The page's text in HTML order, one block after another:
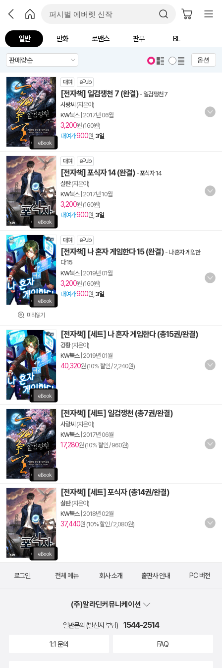
일반 만화 로맨스 판무 BL
옵션
대여 ePub
[전자책] 일검쟁천 7 (완결) - 일검쟁천 7
사랑씨 (지은이)
KW북스| 2017년 06월
3,200원 (160원)
대여가900원, 3일
대여 ePub
[전자책] 포식자 14 (완결) -포식자 14
실탄(지은이)
KW북스| 2017년 10월
3,200원 (160원)
대여가900원, 3일
미리읽기
대여 ePub
[전자책] 나 혼자 게임한다 15 (완결) - 나 혼자 게임한
다 15
KW북스| 2019년 01월
3,200원 (160원)
대여가900원, 3일
[전자책] [세트] 나 혼자 게임한다 (총15권/완결)
강황(지은이)
KW북스| 2019년 01월
40,320원 (10% 할인 / 2,240원)
[전자책] [세트] 일검쟁천 (총7권/완결)
사랑씨 (지은이)
KW북스| 2017년 06월
17,280원 (10% 할인 / 960원)
[전자책] [세트] 포식자 (총14권/완결)
실탄(지은이)
KW북스| 2018년 02월
37,440원 (10% 할인 / 2,080원)
로그인 전체 메뉴 회사 소개 출판사 안내 PC 버전
(주)알라딘커뮤니케이션
일반문의 (발신자 부담) 1544-2514
1:1 문의 FAQ